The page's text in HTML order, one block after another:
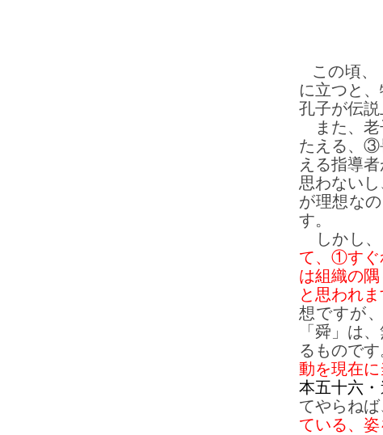
この頃、
に立つと
孔子が伝説
また、老
たえる、③
える指導
思わない
が理想な
す。
しかし、
て、①すぐ
は組織の
と思われ
想ですが
「舜」は
るものです
動を現在
本五十六・
てやらね
ている、 姿